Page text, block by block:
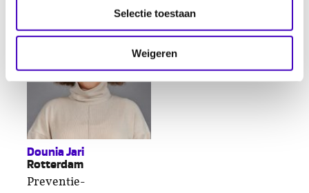
Selectie toestaan
Weigeren
Dounia Jari
Rotterdam
Preventie-